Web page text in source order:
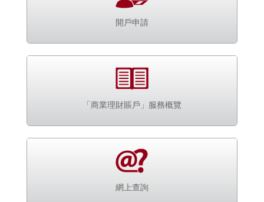
開戶申請
「商業理財賬戶」服務概覽
網上查詢